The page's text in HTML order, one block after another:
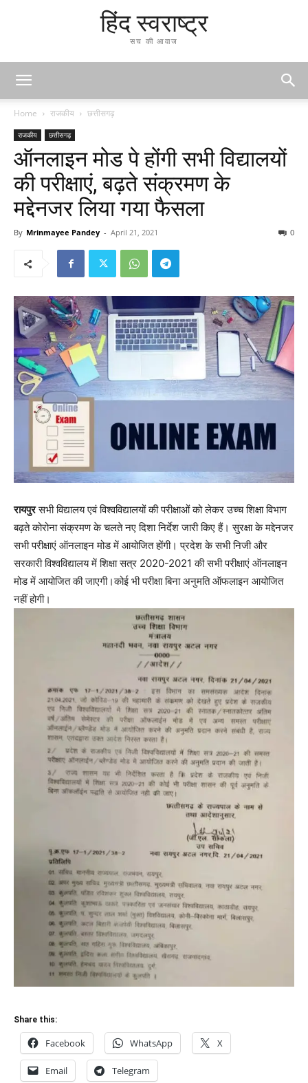
हिंद स्वराष्ट्र
सच की आवाज
Home राजकीय छत्तीसगढ़
राजकीय छत्तीसगढ़
ऑनलाइन मोड पे होंगी सभी विद्यालयों
की परीक्षाएं, बढ़ते संक्रमण के
मद्देनजर लिया गया फैसला
By Mrinmayee Pandey - April 21, 2021 0
रायपुरसभी विद्यालय एवं विश्वविद्यालयों की परीक्षाओं को लेकर उच्च शिक्षा विभाग
बढ़ते कोरोना संक्रमण के चलते नए दिशा निर्देश जारी किए हैं। सुरक्षा के मद्देनजर
सभी परीक्षाएं ऑनलाइन मोड में आयोजित होंगी। प्रदेश के सभी निजी और
सरकारी विश्वविद्यालय में शिक्षा सत्र 2020-2021 की सभी परीक्षाएं ऑनलाइन
मोड में आयोजित की जाएगी।कोई भी परीक्षा बिना अनुमति ऑफलाइन आयोजित
नहीं होगी।
Share this:
Facebook WhatsApp X
Email Telegram